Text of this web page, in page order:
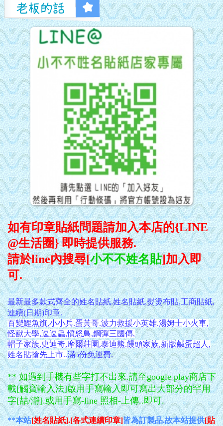
如有印章貼紙問題請加入本店的{LINE
@生活圈} 即時提供服務.
請於line內搜尋[小不不姓名貼]加入即
可.
最新最多款式齊全的姓名貼紙.姓名貼紙,熨燙布貼,工商貼紙,
連續(日期)印章.
百變鯉魚旗,小小兵.蛋黃哥.波力救援小英雄.湯姆士小火車,
怪獸大學,逗逗蟲,憤怒鳥,鋼彈三國傳,
帽子家族,史迪奇,摩爾莊園,泰迪熊.饅頭家族,新版鹹蛋超人,
姓名貼搶先上市..滿5份免運費.
** 如遇到手機有些字打不出來.請至google play商店下
載[觸寶輸入法]啟用手寫輸入即可寫出大部分的罕用
字[喆/瀞].或用手寫-line 照相-上傳..即可.
**本站[姓名貼紙].[各式連續印章]皆為訂製品.故本站提供[貼